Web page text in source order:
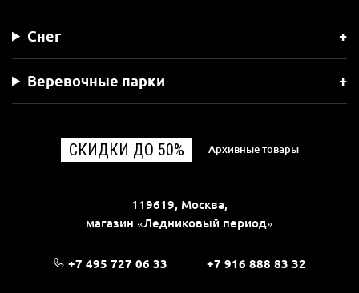
Снег
Веревочные парки
СКИДКИ ДО 50% Архивные товары
119619, Москва,
магазин «Ледниковый период»
+7 495 727 06 33 +7 916 888 83 32